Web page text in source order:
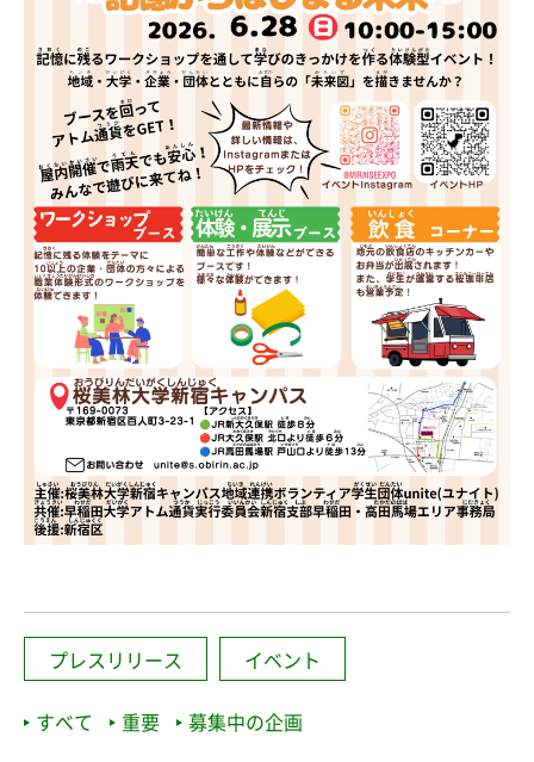
プレスリリース イベント
すべて 重要 募集中の企画